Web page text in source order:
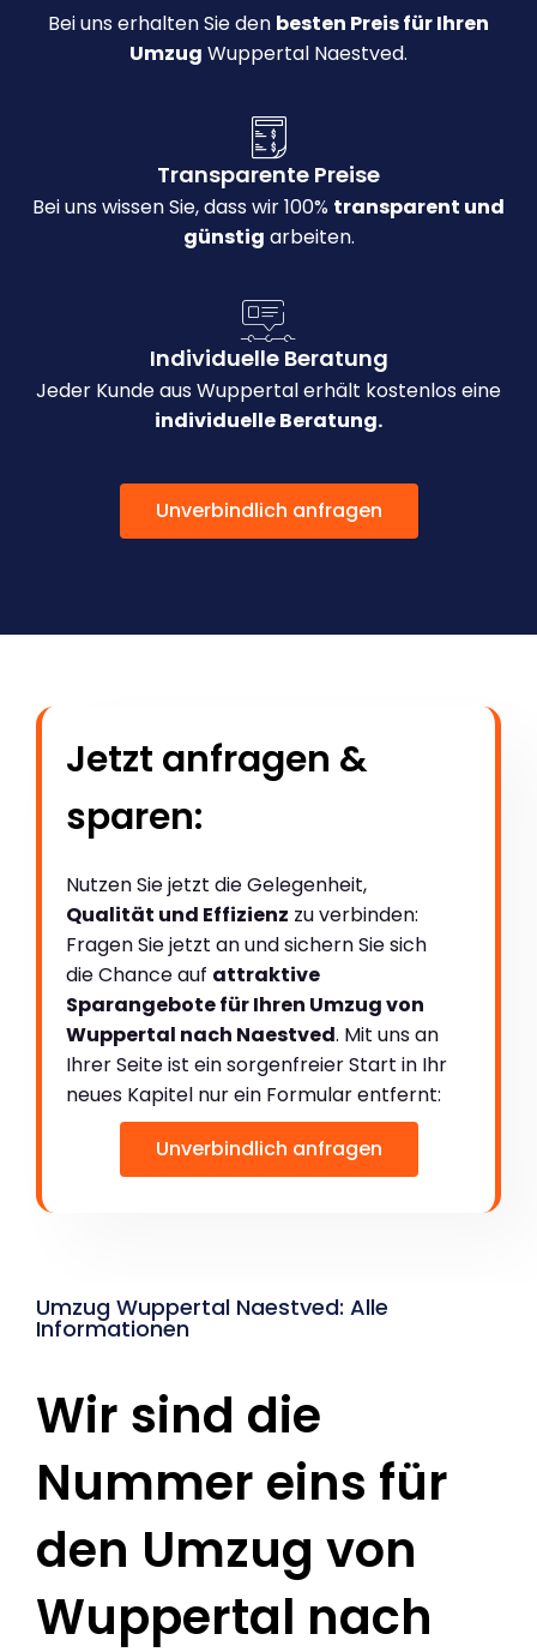
Bei uns erhalten Sie den besten Preis für Ihren
Umzug Wuppertal Naestved.
Transparente Preise
Bei uns wissen Sie, dass wir 100% transparent und
günstig arbeiten.
Individuelle Beratung
Jeder Kunde aus Wuppertal erhält kostenlos eine
individuelle Beratung.
Unverbindlich anfragen
Jetzt anfragen &
sparen:
Nutzen Sie jetzt die Gelegenheit,
Qualität und Effizienz zu verbinden:
Fragen Sie jetzt an und sichern Sie sich
die Chance auf attraktive
Sparangebote für Ihren Umzug von
Wuppertal nach Naestved. Mit uns an
Ihrer Seite ist ein sorgenfreier Start in Ihr
neues Kapitel nur ein Formular entfernt:
Unverbindlich anfragen
Umzug Wuppertal Naestved: Alle
Informationen
Wir sind die
Nummer eins für
den Umzug von
Wuppertal nach